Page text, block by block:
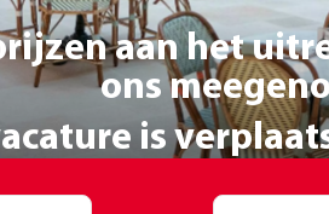
aan het
ons
is